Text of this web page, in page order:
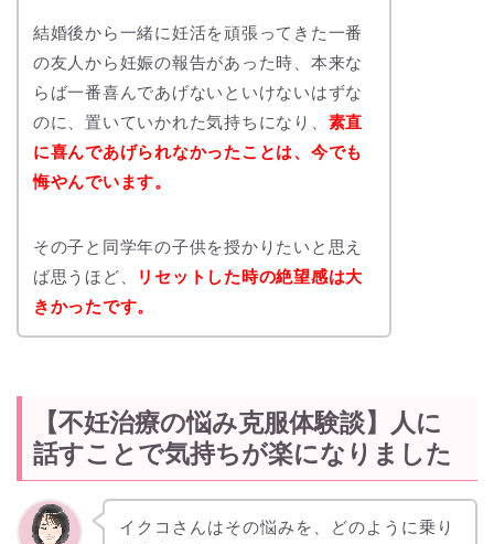
結婚後から一緒に妊活を頑張ってきた一番
の友人から妊娠の報告があった時、本来な
らば一番喜んであげないといけないはずな
のに、置いていかれた気持ちになり、 素直
に喜んであげられなかったことは、今でも
悔やんでいます。
その子と同学年の子供を授かりたいと思え
ば思うほど、
リセットした時の絶望感は大
きかったです。
【不妊治療の悩み克服体験談】人に
話すことで気持ちが楽になりました
イクコさんはその悩みを、どのように乗り